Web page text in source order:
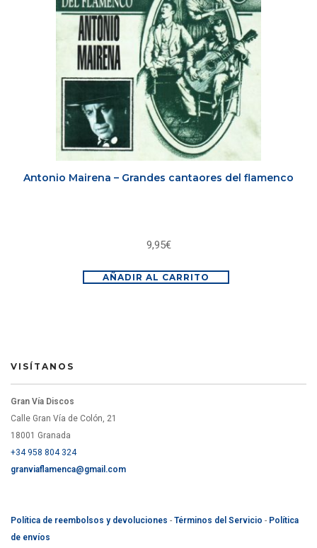
Antonio Mairena – Grandes cantaores del flamenco
9,95€
AÑADIR AL CARRITO
VISÍTANOS
Gran Vía Discos
Calle Gran Vía de Colón, 21
18001 Granada
+34 958 804 324
granviaflamenca@gmail.com
Política de reembolsos y devoluciones - Términos del Servicio - Política
de envíos